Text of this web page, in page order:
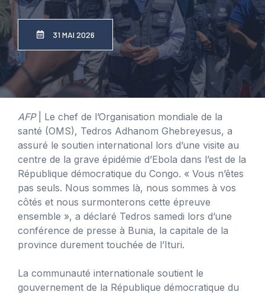
31 MAI 2026
AFP| Le chef de l’Organisation mondiale de la
santé (OMS), Tedros Adhanom Ghebreyesus, a
assuré le soutien international lors d’une visite au
centre de la grave épidémie d’Ebola dans l’est de la
République démocratique du Congo. « Vous n’êtes
pas seuls. Nous sommes là, nous sommes à vos
côtés et nous surmonterons cette épreuve
ensemble », a déclaré Tedros samedi lors d’une
conférence de presse à Bunia, la capitale de la
province durement touchée de l’Ituri.
La communauté internationale soutient le
gouvernement de la République démocratique du